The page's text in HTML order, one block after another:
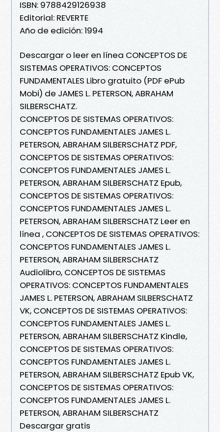
ISBN: 9788429126938
Editorial: REVERTE
Año de edición: 1994
Descargar o leer en línea CONCEPTOS DE
SISTEMAS OPERATIVOS: CONCEPTOS
FUNDAMENTALES Libro gratuito (PDF ePub
Mobi) de JAMES L. PETERSON, ABRAHAM
SILBERSCHATZ.
CONCEPTOS DE SISTEMAS OPERATIVOS:
CONCEPTOS FUNDAMENTALES JAMES L.
PETERSON, ABRAHAM SILBERSCHATZ PDF,
CONCEPTOS DE SISTEMAS OPERATIVOS:
CONCEPTOS FUNDAMENTALES JAMES L.
PETERSON, ABRAHAM SILBERSCHATZ Epub,
CONCEPTOS DE SISTEMAS OPERATIVOS:
CONCEPTOS FUNDAMENTALES JAMES L.
PETERSON, ABRAHAM SILBERSCHATZ Leer en
línea , CONCEPTOS DE SISTEMAS OPERATIVOS:
CONCEPTOS FUNDAMENTALES JAMES L.
PETERSON, ABRAHAM SILBERSCHATZ
Audiolibro, CONCEPTOS DE SISTEMAS
OPERATIVOS: CONCEPTOS FUNDAMENTALES
JAMES L. PETERSON, ABRAHAM SILBERSCHATZ
VK, CONCEPTOS DE SISTEMAS OPERATIVOS:
CONCEPTOS FUNDAMENTALES JAMES L.
PETERSON, ABRAHAM SILBERSCHATZ Kindle,
CONCEPTOS DE SISTEMAS OPERATIVOS:
CONCEPTOS FUNDAMENTALES JAMES L.
PETERSON, ABRAHAM SILBERSCHATZ Epub VK,
CONCEPTOS DE SISTEMAS OPERATIVOS:
CONCEPTOS FUNDAMENTALES JAMES L.
PETERSON, ABRAHAM SILBERSCHATZ
Descargar gratis